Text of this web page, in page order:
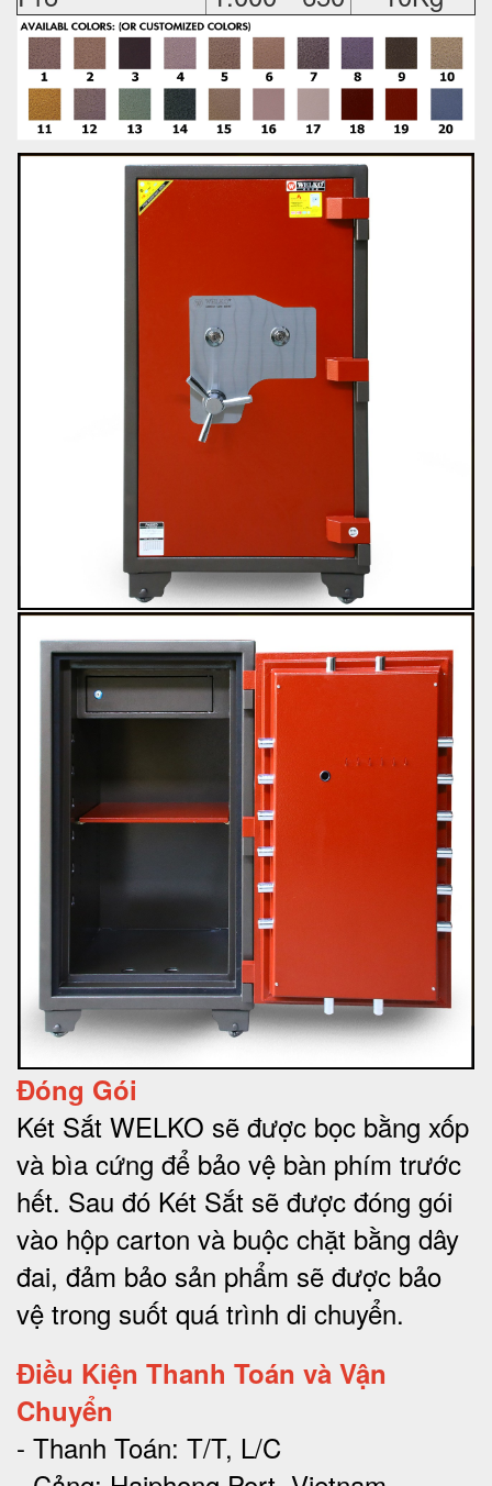
Đóng Gói
Két Sắt WELKO sẽ được bọc bằng xốp
và bìa cứng để bảo vệ bàn phím trước
hết. Sau đó Két Sắt sẽ được đóng gói
vào hộp carton và buộc chặt bằng dây
đai, đảm bảo sản phẩm sẽ được bảo
vệ trong suốt quá trình di chuyển.
Điều Kiện Thanh Toán và Vận
Chuyển
- Thanh Toán: T/T, L/C